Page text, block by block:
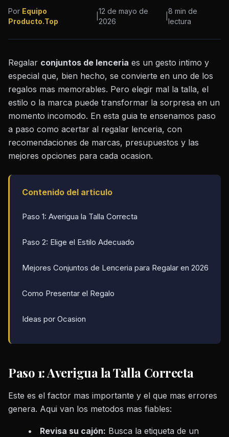
Por Equipo
Producto.Top
12 de mayo de
2026
8 min de
lectura
Regalar conjuntos de lenceria es un gesto intimo y
especial que, bien hecho, se convierte en uno de los
regalos mas memorables. Pero elegir mal la talla, el
estilo o la marca puede transformar la sorpresa en un
momento incomodo. En esta guia te ensenamos paso
a paso como acertar al regalar lenceria, con
recomendaciones de marcas, presupuestos y las
mejores opciones para cada ocasion.
Contenido del articulo
Paso 1: Averigua la Talla Correcta
Paso 2: Elige el Estilo Adecuado
Mejores Conjuntos de Lenceria para Regalar en 2026
Como Presentar el Regalo
Ideas por Ocasion
Paso 1: Averigua la Talla Correcta
Este es el factor mas importante y el que mas errores
genera. Aqui van los metodos mas fiables:
Revisa su cajón: Busca la etiqueta de un